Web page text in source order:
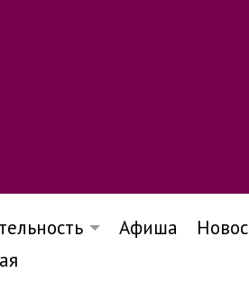
Афиша